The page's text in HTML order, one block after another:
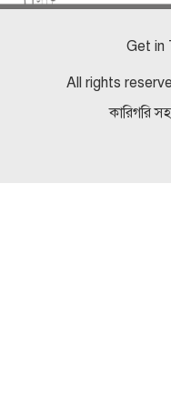
Get in
All rights
কারিগরি